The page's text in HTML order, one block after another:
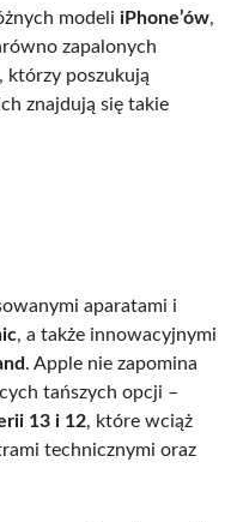
modeli iPhone’ów,
zapalonych
którzy poszukują
znajdują się takie
aparatami i
, a także innowacyjnymi
. Apple nie zapomina
tańszych opcji –
13 i 12, które wciąż
technicznymi oraz